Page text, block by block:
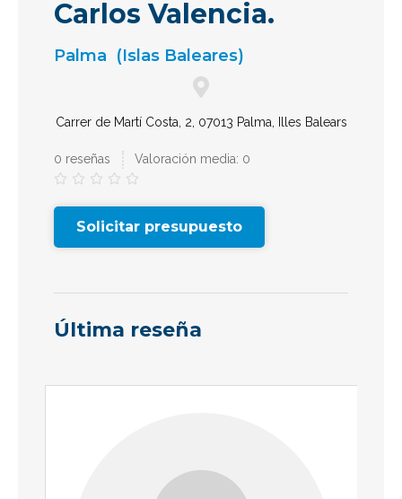
Carlos Valencia.
Palma (Islas Baleares)
Carrer de Martí Costa, 2, 07013 Palma, Illes Balears
0 reseñas Valoración media: 0
    
Solicitar presupuesto
Última reseña